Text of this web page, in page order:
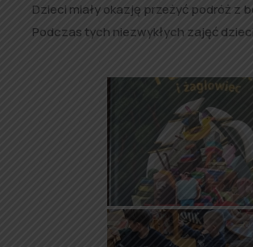
Dzieci miały okazję przeżyć podróż z
Podczas tych niezwykłych zajęć